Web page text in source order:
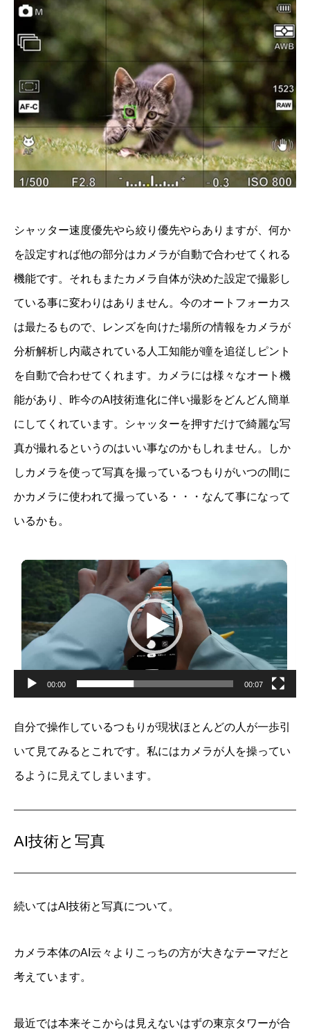
シャッター速度優先やら絞り優先やらありますが、何か
を設定すれば他の部分はカメラが自動で合わせてくれる
機能です。それもまたカメラ自体が決めた設定で撮影し
ている事に変わりはありません。今のオートフォーカス
は最たるもので、レンズを向けた場所の情報をカメラが
分析解析し内蔵されている人工知能が瞳を追従しピント
を自動で合わせてくれます。カメラには様々なオート機
能があり、昨今のAI技術進化に伴い撮影をどんどん簡単
にしてくれています。シャッターを押すだけで綺麗な写
真が撮れるというのはいい事なのかもしれません。しか
しカメラを使って写真を撮っているつもりがいつの間に
かカメラに使われて撮っている・・・なんて事になって
いるかも。
動
画
プ
ヤ
ー
00:00 00:07
自分で操作しているつもりが現状ほとんどの人が一歩引
いて見てみるとこれです。私にはカメラが人を操ってい
るように見えてしまいます。
AI技術と写真
続いてはAI技術と写真について。
カメラ本体のAI云々よりこっちの方が大きなテーマだと
考えています。
最近では本来そこからは見えないはずの東京タワーが合